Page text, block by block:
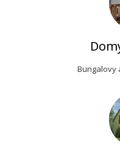
Bungalovy